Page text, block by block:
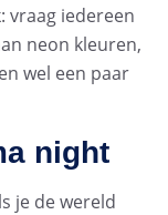
vraag iedereen
neon kleuren,
wel een paar
night
je de wereld